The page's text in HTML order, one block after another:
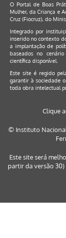
O Portal de Boas
Mulher, da Criança e
Cruz (Fiocruz), do
Integrado por
inserido no contexto
a implantação de
baseados no
científica disponível.
Este site é regido
garantir à sociedade
toda obra intelectual
Clique
© Instituto
Este site será
partir da versão